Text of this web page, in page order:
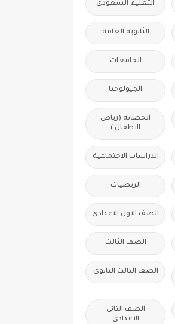
التعليم السعودى
الثانوية العامة
الجامعات
الجيولوجيا
الحضانة (رياض
الاطفال )
الدراسات الاجتماعية
الريضيات
الصف الاول الاعدادى
الصف الثالث
الصف الثالث الثانوى
الصف الثانى
الاعدادى